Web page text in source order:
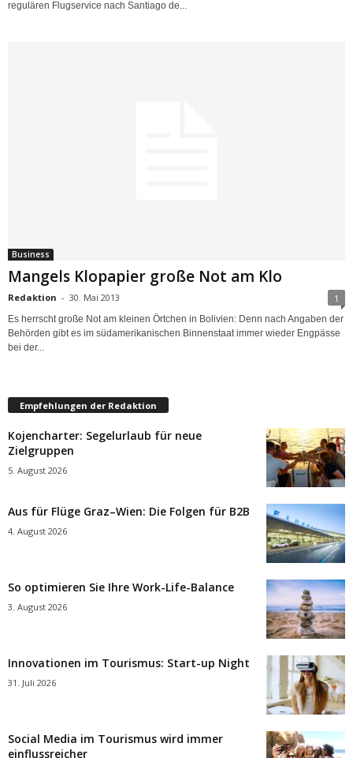
regulären Flugservice nach Santiago de...
Business
Mangels Klopapier große Not am Klo
Redaktion - 30. Mai 2013 1
Es herrscht große Not am kleinen Örtchen in Bolivien: Denn nach Angaben der
Behörden gibt es im südamerikanischen Binnenstaat immer wieder Engpässe
bei der...
Empfehlungen der Redaktion
Kojencharter: Segelurlaub für neue
Zielgruppen
5. August 2026
Aus für Flüge Graz–Wien: Die Folgen für B2B
4. August 2026
So optimieren Sie Ihre Work-Life-Balance
3. August 2026
Innovationen im Tourismus: Start-up Night
31. Juli 2026
Social Media im Tourismus wird immer
einflussreicher